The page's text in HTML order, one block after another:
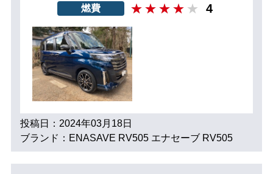
燃費 4
投稿日：2024年03月18日
ブランド：ENASAVE RV505 エナセーブ RV505